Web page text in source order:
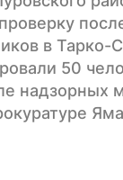
в Тарко-
50
надзорных